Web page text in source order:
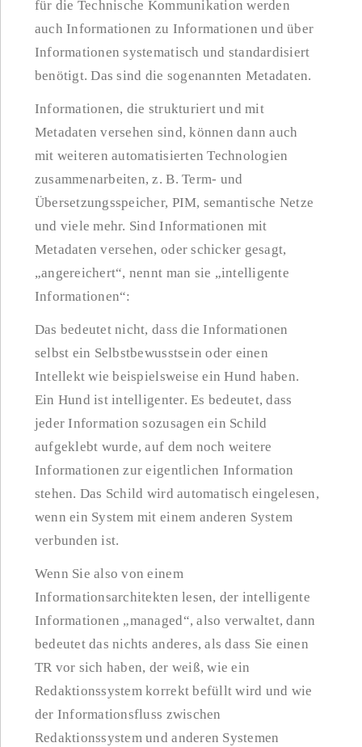
für die Technische Kommunikation werden
auch Informationen zu Informationen und über
Informationen systematisch und standardisiert
benötigt. Das sind die sogenannten Metadaten.
Informationen, die strukturiert und mit
Metadaten versehen sind, können dann auch
mit weiteren automatisierten Technologien
zusammenarbeiten, z. B. Term- und
Übersetzungsspeicher, PIM, semantische Netze
und viele mehr. Sind Informationen mit
Metadaten versehen, oder schicker gesagt,
„angereichert“, nennt man sie „intelligente
Informationen“:
Das bedeutet nicht, dass die Informationen
selbst ein Selbstbewusstsein oder einen
Intellekt wie beispielsweise ein Hund haben.
Ein Hund ist intelligenter. Es bedeutet, dass
jeder Information sozusagen ein Schild
aufgeklebt wurde, auf dem noch weitere
Informationen zur eigentlichen Information
stehen. Das Schild wird automatisch eingelesen,
wenn ein System mit einem anderen System
verbunden ist.
Wenn Sie also von einem
Informationsarchitekten lesen, der intelligente
Informationen „managed“, also verwaltet, dann
bedeutet das nichts anderes, als dass Sie einen
TR vor sich haben, der weiß, wie ein
Redaktionssystem korrekt befüllt wird und wie
der Informationsfluss zwischen
Redaktionssystem und anderen Systemen